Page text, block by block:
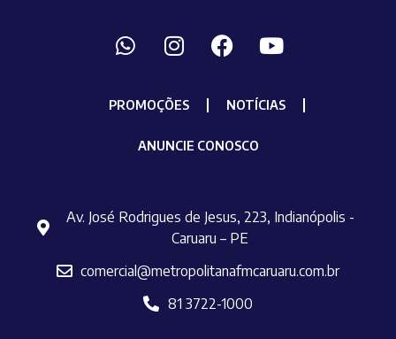
PROMOÇÕES NOTÍCIAS
ANUNCIE CONOSCO
Av. José Rodrigues de Jesus, 223, Indianópolis -
Caruaru – PE
comercial@metropolitanafmcaruaru.com.br
81 3722-1000